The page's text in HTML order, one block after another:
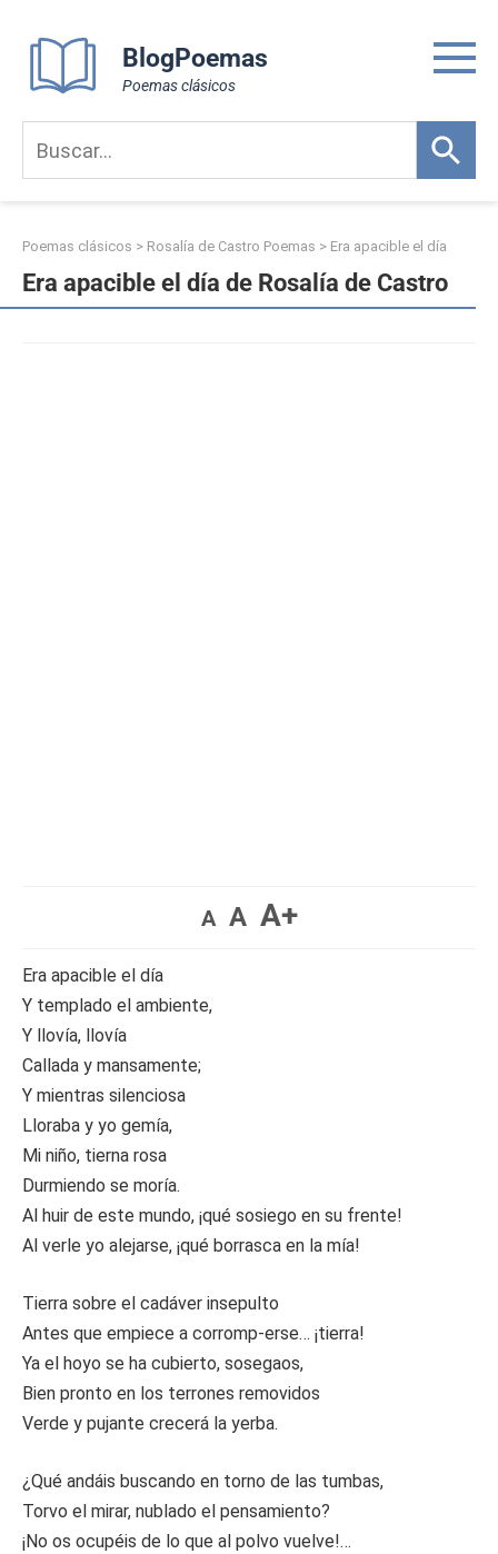
content
BlogPoemas
Poemas clásicos
Poemas clásicos > Rosalía de Castro Poemas > Era apacible el día
Era apacible el día de Rosalía de Castro
A A A+
Era apacible el día
Y templado el ambiente,
Y llovía, llovía
Callada y mansamente;
Y mientras silenciosa
Lloraba y yo gemía,
Mi niño, tierna rosa
Durmiendo se moría.
Al huir de este mundo, ¡qué sosiego en su frente!
Al verle yo alejarse, ¡qué borrasca en la mía!
Tierra sobre el cadáver insepulto
Antes que empiece a corromp-erse… ¡tierra!
Ya el hoyo se ha cubierto, sosegaos,
Bien pronto en los terrones removidos
Verde y pujante crecerá la yerba.
¿Qué andáis buscando en torno de las tumbas,
Torvo el mirar, nublado el pensamiento?
¡No os ocupéis de lo que al polvo vuelve!…